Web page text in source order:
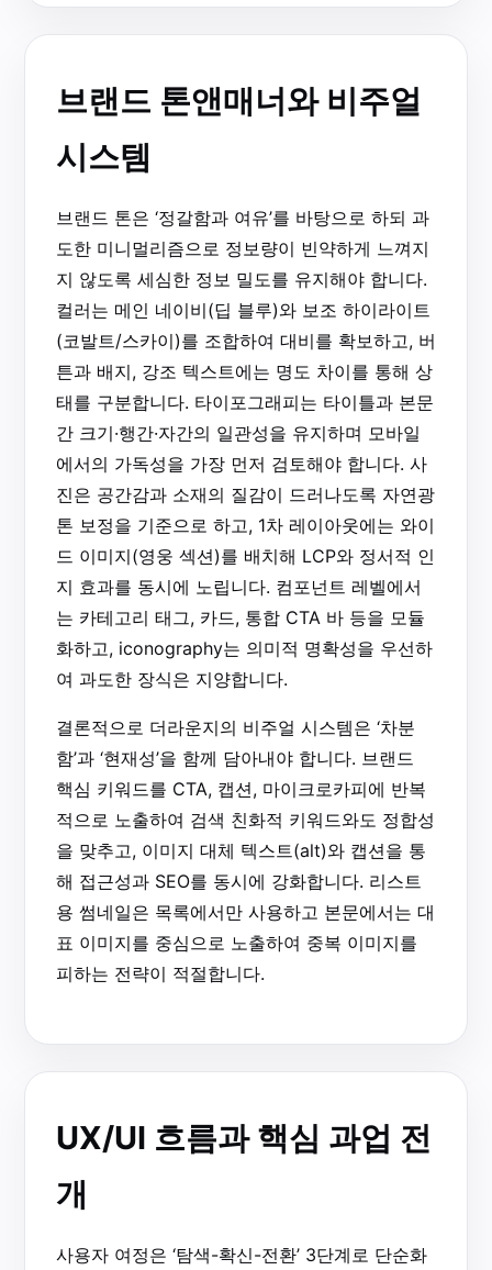
브랜드 톤앤매너와 비주얼
시스템
브랜드 톤은 ‘정갈함과 여유’를 바탕으로 하되 과
도한 미니멀리즘으로 정보량이 빈약하게 느껴지
지 않도록 세심한 정보 밀도를 유지해야 합니다.
컬러는 메인 네이비(딥 블루)와 보조 하이라이트
(코발트/스카이)를 조합하여 대비를 확보하고, 버
튼과 배지, 강조 텍스트에는 명도 차이를 통해 상
태를 구분합니다. 타이포그래피는 타이틀과 본문
간 크기·행간·자간의 일관성을 유지하며 모바일
에서의 가독성을 가장 먼저 검토해야 합니다. 사
진은 공간감과 소재의 질감이 드러나도록 자연광
톤 보정을 기준으로 하고, 1차 레이아웃에는 와이
드 이미지(영웅 섹션)를 배치해 LCP와 정서적 인
지 효과를 동시에 노립니다. 컴포넌트 레벨에서
는 카테고리 태그, 카드, 통합 CTA 바 등을 모듈
화하고, iconography는 의미적 명확성을 우선하
여 과도한 장식은 지양합니다.
결론적으로 더라운지의 비주얼 시스템은 ‘차분
함’과 ‘현재성’을 함께 담아내야 합니다. 브랜드
핵심 키워드를 CTA, 캡션, 마이크로카피에 반복
적으로 노출하여 검색 친화적 키워드와도 정합성
을 맞추고, 이미지 대체 텍스트(alt)와 캡션을 통
해 접근성과 SEO를 동시에 강화합니다. 리스트
용 썸네일은 목록에서만 사용하고 본문에서는 대
표 이미지를 중심으로 노출하여 중복 이미지를
피하는 전략이 적절합니다.
UX/UI 흐름과 핵심 과업 전
개
사용자 여정은 ‘탐색-확신-전환’ 3단계로 단순화